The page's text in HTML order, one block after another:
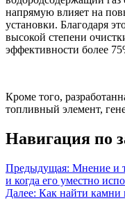
напрямую влияет на
установки. Благодаря
высокой степени
эффективности более
Кроме того,
топливный элемент,
Навигация по
Предыдущая: Мнение и
и когда его уместно
Далее: Как найти камни